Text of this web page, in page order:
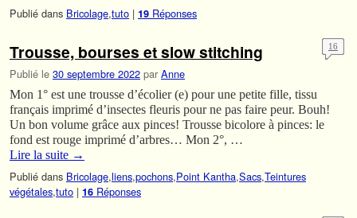
Publié dans Bricolage,tuto | 19 Réponses
Trousse, bourses et slow stitching
Publié le 30 septembre 2022 par Anne
16
Mon 1° est une trousse d’écolier (e) pour une petite fille, tissu
français imprimé d’insectes fleuris pour ne pas faire peur. Bouh!
Un bon volume grâce aux pinces! Trousse bicolore à pinces: le
fond est rouge imprimé d’arbres… Mon 2°, …
Lire la suite →
Publié dans Bricolage,liens,pochons,Point Kantha,Sacs,Teintures
végétales,tuto | 16 Réponses